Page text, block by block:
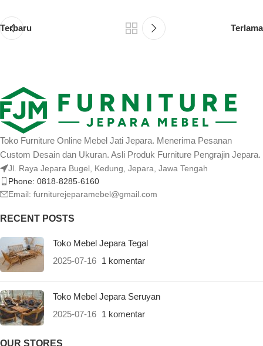
Terbaru Terlama
Toko Furniture Online Mebel Jati Jepara. Menerima Pesanan
Custom Desain dan Ukuran. Asli Produk Furniture Pengrajin Jepara.
Jl. Raya Jepara Bugel, Kedung, Jepara, Jawa Tengah
Phone: 0818-8285-6160
Email: furniturejeparamebel@gmail.com
RECENT POSTS
Toko Mebel Jepara Tegal
2025-07-16 1 komentar
Toko Mebel Jepara Seruyan
2025-07-16 1 komentar
OUR STORES